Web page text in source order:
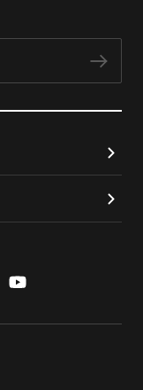
ติดต
youtube